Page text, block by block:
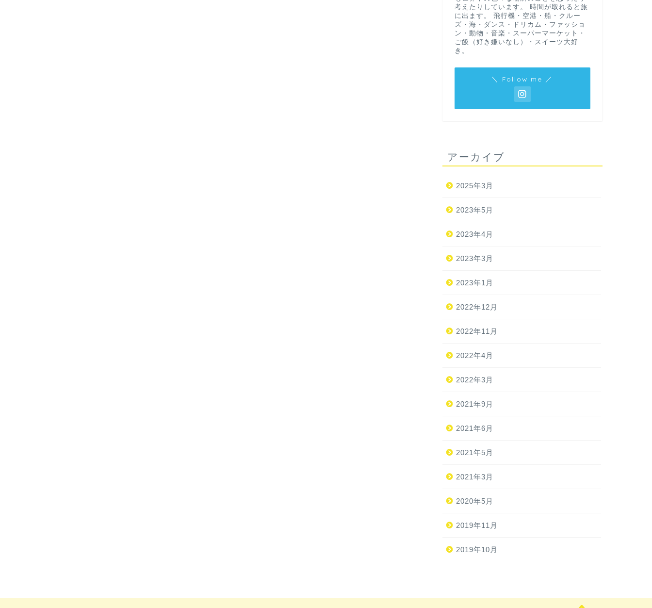
考えたりしています。 時間が取れると旅
に出ます。 飛行機・空港・船・クルー
ズ・海・ダンス・ドリカム・ファッショ
ン・動物・音楽・スーパーマーケット・
ご飯（好き嫌いなし）・スイーツ大好
き。
＼ Follow me ／
アーカイブ
2025年3月
2023年5月
2023年4月
2023年3月
2023年1月
2022年12月
2022年11月
2022年4月
2022年3月
2021年9月
2021年6月
2021年5月
2021年3月
2020年5月
2019年11月
2019年10月